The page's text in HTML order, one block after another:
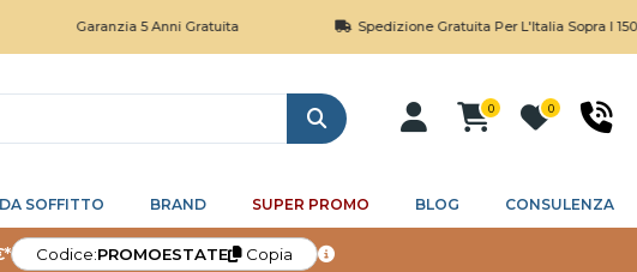
Garanzia 5 Anni Gratuita Spedizione Gratuita Per L'Italia Sopra I 150€
Cerca
0 0
SOFFITTO BRAND SUPER PROMO BLOG CONSULENZA
Codice:PROMOESTATE Copia